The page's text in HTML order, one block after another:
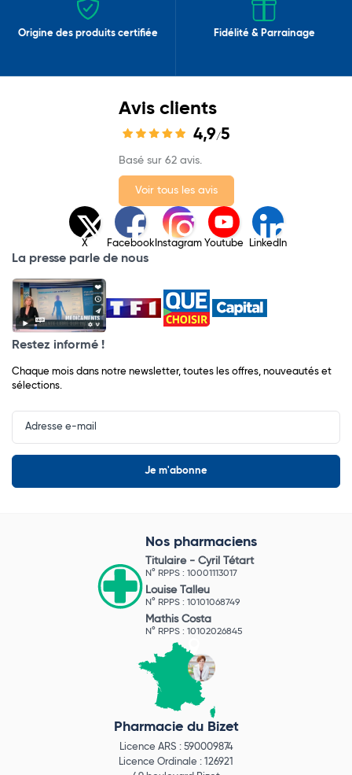
Origine des produits certifiée Fidélité & Parrainage
Avis clients
4,9/5
Basé sur 62 avis.
Voir tous les avis
X Facebook Instagram Youtube LinkedIn
La presse parle de nous
Restez informé !
Chaque mois dans notre newsletter, toutes les offres, nouveautés et
sélections.
Input
Newsletter
Nos pharmaciens
Titulaire - Cyril Tétart
N° RPPS : 10001113017
Louise Talleu
N° RPPS : 10101068749
Mathis Costa
N° RPPS : 10102026845
Pharmacie du Bizet
Licence ARS : 590009874
Licence Ordinale : 126921